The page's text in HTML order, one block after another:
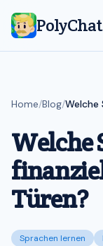
PolyChat
Home/Blog/
Welche
Türen?
Sprachen lernen